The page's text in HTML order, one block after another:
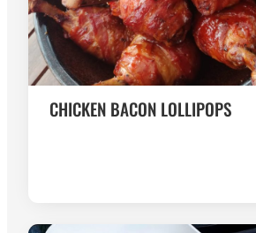
CHICKEN BACON LOLLIPOPS